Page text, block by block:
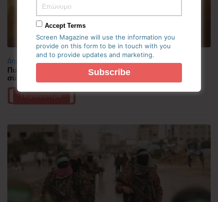
Δημοφιλή
Πυρκαγιά στη Δυτική Αττική – Ερευνώνται τα αίτια της
σύγκρουσης των δύο ελικοπτέρων
Περισσότερα
Accept Terms
Screen Magazine will use the information you
provide on this form to be in touch with you
and to provide updates and marketing.